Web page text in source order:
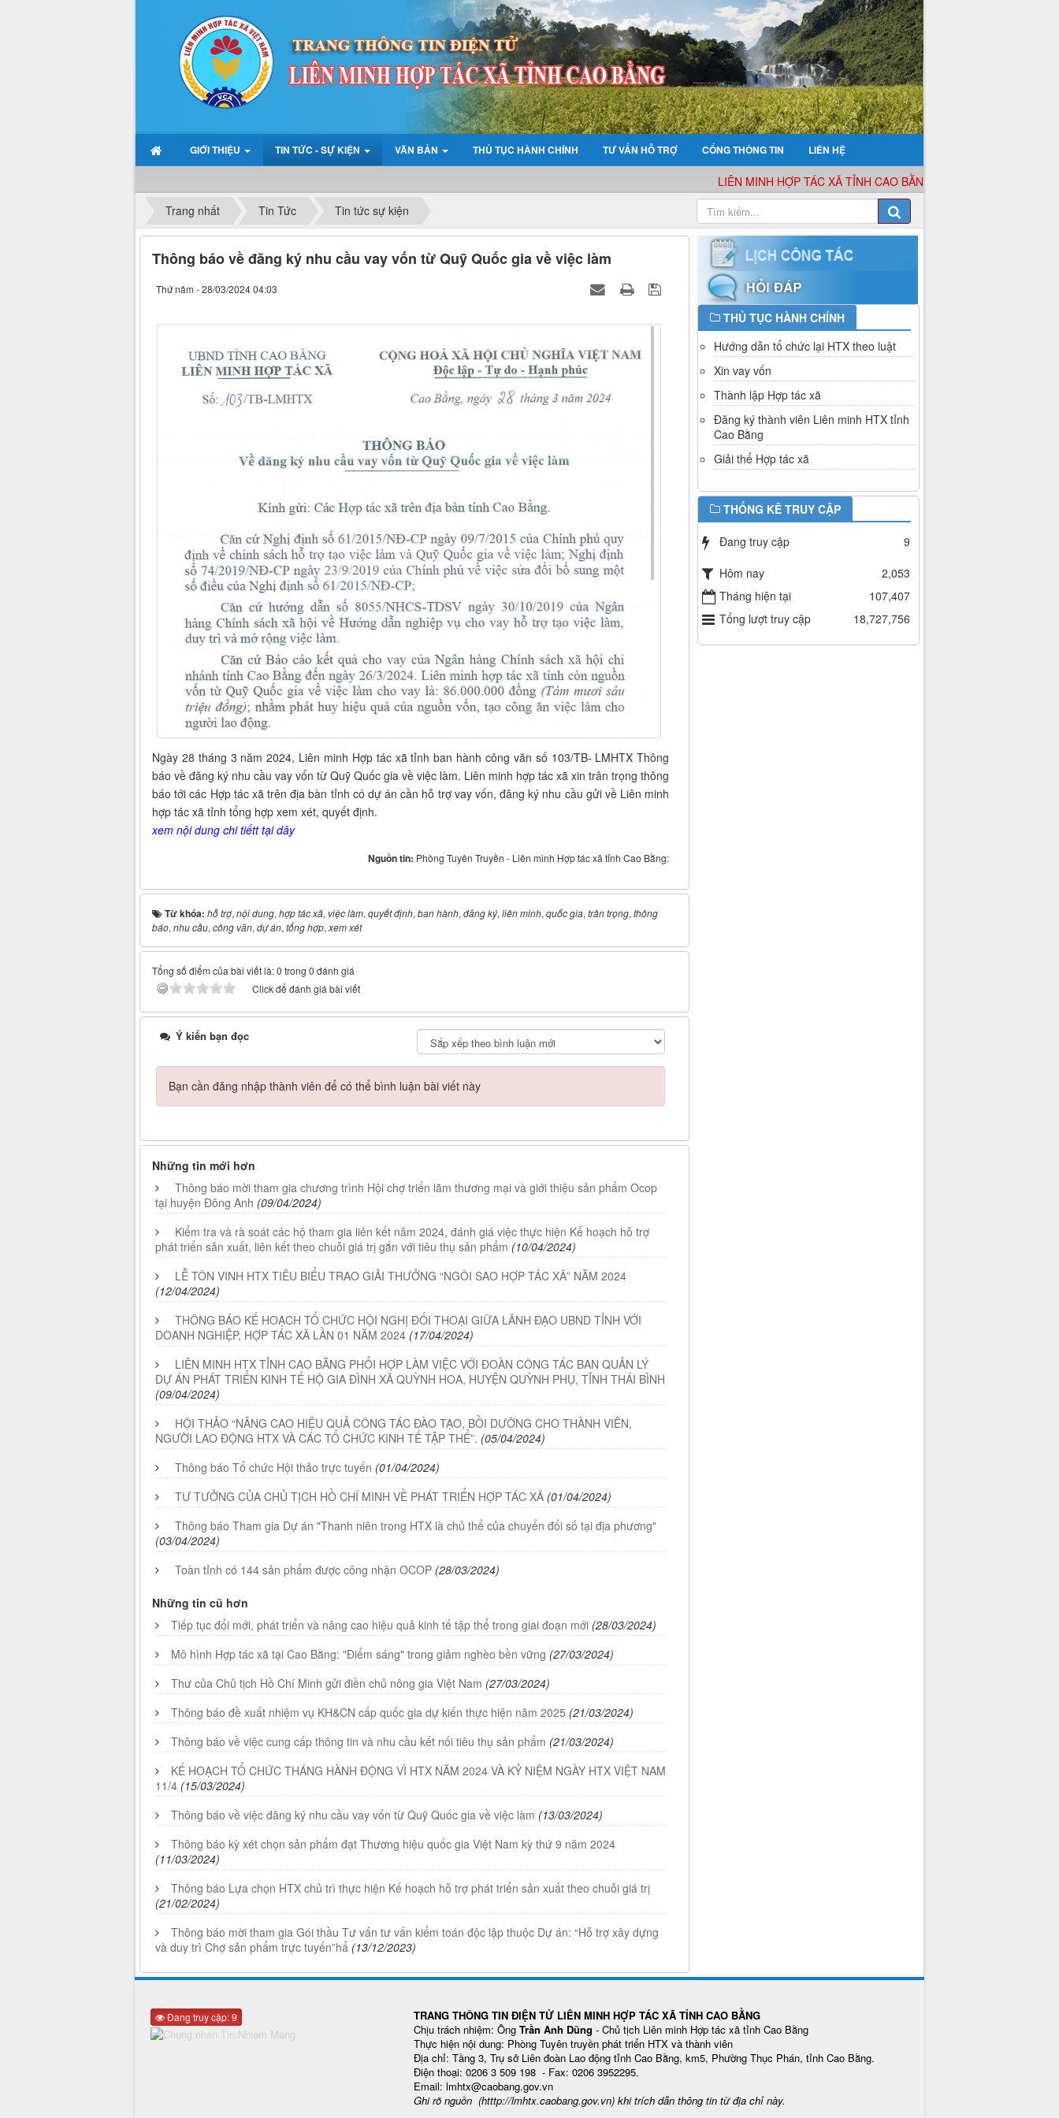
GIỚI THIỆU TIN TỨC - SỰ KIỆN VĂN BẢN THỦ TỤC HÀNH CHÍNH TƯ VẤN HỖ TRỢ CỔNG THÔNG TIN LIÊN HỆ
LIÊN MINH HỢP TÁC XÃ TỈNH CAO BẰNG XIN KÍNH CHÀO QUÝ KHÁCH
Trang nhất
Tin Tức Tin tức sự kiện
Thông báo về đăng ký nhu cầu vay vốn từ Quỹ Quốc gia về việc làm
Thứ năm - 28/03/2024 04:03
Ngày 28 tháng 3 năm 2024, Liên minh Hợp tác xã tỉnh ban hành công văn số 103/TB- LMHTX Thông
báo về đăng ký nhu cầu vay vốn từ Quỹ Quốc gia về việc làm. Liên minh hợp tác xã xin trân trọng thông
báo tới các Hợp tác xã trên địa bàn tỉnh có dự án cần hỗ trợ vay vốn, đăng ký nhu cầu gửi về Liên minh
hợp tác xã tỉnh tổng hợp xem xét, quyết định.
xem nội dung chi tiếtt tại dây
Nguồn tin: Phòng Tuyên Truyền - Liên minh Hợp tác xã tỉnh Cao Bằng:
Từ khóa: hỗ trợ, nội dung, hợp tác xã, việc làm, quyết định, ban hành, đăng ký, liên minh, quốc gia, trân trọng, thông
báo, nhu cầu, công văn, dự án, tổng hợp, xem xét
Tổng số điểm của bài viết là: 0 trong 0 đánh giá
Click để đánh giá bài viết
Ý kiến bạn đọc
Bạn cần đăng nhập thành viên để có thể bình luận bài viết này
Những tin mới hơn
Thông báo mời tham gia chương trình Hội chợ triển lãm thương mại và giới thiệu sản phẩm Ocop
tại huyện Đông Anh (09/04/2024)
Kiểm tra và rà soát các hộ tham gia liên kết năm 2024, đánh giá việc thực hiện Kế hoạch hỗ trợ
phát triển sản xuất, liên kết theo chuỗi giá trị gắn với tiêu thụ sản phẩm (10/04/2024)
LỄ TÔN VINH HTX TIÊU BIỂU TRAO GIẢI THƯỞNG “NGÔI SAO HỢP TÁC XÃ” NĂM 2024
(12/04/2024)
THÔNG BÁO KẾ HOẠCH TỔ CHỨC HỘI NGHỊ ĐỐI THOẠI GIỮA LÃNH ĐẠO UBND TỈNH VỚI
DOANH NGHIỆP, HỢP TÁC XÃ LẦN 01 NĂM 2024 (17/04/2024)
LIÊN MINH HTX TỈNH CAO BẰNG PHỐI HỢP LÀM VIỆC VỚI ĐOÀN CÔNG TÁC BAN QUẢN LÝ
DỰ ÁN PHÁT TRIỂN KINH TẾ HỘ GIA ĐÌNH XÃ QUỲNH HOA, HUYỆN QUỲNH PHỤ, TỈNH THÁI BÌNH
(09/04/2024)
HỘI THẢO “NÂNG CAO HIỆU QUẢ CÔNG TÁC ĐÀO TẠO, BỒI DƯỠNG CHO THÀNH VIÊN,
NGƯỜI LAO ĐỘNG HTX VÀ CÁC TỔ CHỨC KINH TẾ TẬP THỂ”. (05/04/2024)
Thông báo Tổ chức Hội thảo trực tuyến (01/04/2024)
TƯ TƯỞNG CỦA CHỦ TỊCH HỒ CHÍ MINH VỀ PHÁT TRIỂN HỢP TÁC XÃ (01/04/2024)
Thông báo Tham gia Dự án "Thanh niên trong HTX là chủ thể của chuyển đổi số tại địa phương"
(03/04/2024)
Toàn tỉnh có 144 sản phẩm được công nhận OCOP (28/03/2024)
Những tin cũ hơn
Tiếp tục đổi mới, phát triển và nâng cao hiệu quả kinh tế tập thể trong giai đoạn mới (28/03/2024)
Mô hình Hợp tác xã tại Cao Bằng: "Điểm sáng" trong giảm nghèo bền vững (27/03/2024)
Thư của Chủ tịch Hồ Chí Minh gửi điền chủ nông gia Việt Nam (27/03/2024)
Thông báo đề xuất nhiệm vụ KH&CN cấp quốc gia dự kiến thực hiện năm 2025 (21/03/2024)
Thông báo về việc cung cấp thông tin và nhu cầu kết nối tiêu thụ sản phẩm (21/03/2024)
KẾ HOẠCH TỔ CHỨC THÁNG HÀNH ĐỘNG VÌ HTX NĂM 2024 VÀ KỶ NIỆM NGÀY HTX VIỆT NAM
11/4 (15/03/2024)
Thông báo về việc đăng ký nhu cầu vay vốn từ Quỹ Quốc gia về việc làm (13/03/2024)
Thông báo kỳ xét chọn sản phẩm đạt Thương hiệu quốc gia Việt Nam kỳ thứ 9 năm 2024
(11/03/2024)
Thông báo Lựa chọn HTX chủ trì thực hiện Kế hoạch hỗ trợ phát triển sản xuất theo chuỗi giá trị
(21/02/2024)
Thông báo mời tham gia Gói thầu Tư vấn tư vấn kiểm toán độc lập thuộc Dự án: “Hỗ trợ xây dựng
và duy trì Chợ sản phẩm trực tuyến”hẩ (13/12/2023)
THỦ TỤC HÀNH CHÍNH
Hướng dẫn tổ chức lại HTX theo luật
Xin vay vốn
Thành lập Hợp tác xã
Đăng ký thành viên Liên minh HTX tỉnh
Cao Bằng
Giải thể Hợp tác xã
THỐNG KÊ TRUY CẬP
Đang truy cập
9
Hôm nay
2,053
Tháng hiện tại
107,407
Tổng lượt truy cập
18,727,756
Đang truy cập: 9
TRANG THÔNG TIN ĐIỆN TỬ LIÊN MINH HỢP TÁC XÃ TỈNH CAO BẰNG
Chịu trách nhiệm: Ông Trần Anh Dũng - Chủ tịch Liên minh Hợp tác xã tỉnh Cao Bằng
Thực hiện nội dung: Phòng Tuyên truyền phát triển HTX và thành viên
Địa chỉ: Tầng 3, Trụ sở Liên đoàn Lao động tỉnh Cao Bằng, km5, Phường Thục Phán, tỉnh Cao Bằng.
Điện thoại: 0206 3 509 198 - Fax: 0206 3952295.
Email: lmhtx@caobang.gov.vn
Ghi rõ nguồn (htttp://lmhtx.caobang.gov.vn) khi trích dẫn thông tin từ địa chỉ này.